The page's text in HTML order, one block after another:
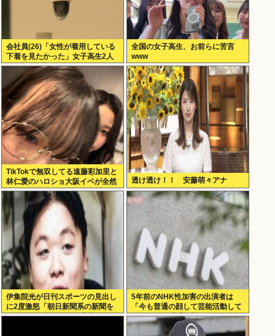
会社員(26)「女性が着用している
下着を見たかった」女子高生2人
の下着を盗撮
全国の女子高生、お前らに苦言
www
TikTokで無双してる遠藤彩加里と
林仁愛のハロショ大阪イベが全然
売り切れないのは何故？ボトム2
透け透け！！ 安藤萌々アナ
伊集院光が日刊スポーツの見出し
に2度激怒「朝日新聞系の新聞を
やめる」と言い出した背景
5年前のNHK性加害の出演者は
「今も普通の顔して芸能活動して
る」ネット「受信料を取るくらい
なら詳細を伝えよ」